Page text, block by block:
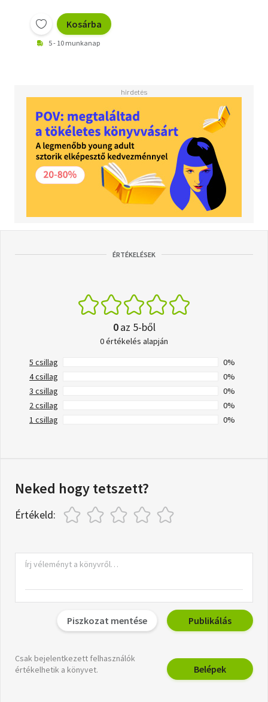
Kosárba
5 - 10 munkanap
ÉRTÉKELÉSEK
0az 5-ből
0 értékelés alapján
5 csillag
0%
4 csillag
0%
3 csillag
0%
2 csillag
0%
1 csillag
0%
Neked hogy tetszett?
Értékeld:
Piszkozat mentése Publikálás
Csak bejelentkezett felhasználók
értékelhetik a könyvet.
Belépek